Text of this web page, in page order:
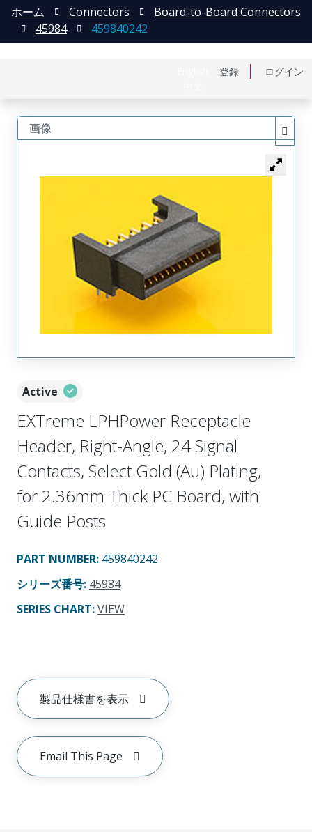
登録 ログイン
ホーム Connectors
Board-to-Board Connectors
45984
459840242
Active
EXTreme LPHPower Receptacle
Header, Right-Angle, 24 Signal
Contacts, Select Gold (Au) Plating,
for 2.36mm Thick PC Board, with
Guide Posts
PART NUMBER: 459840242
シリーズ番号: 45984
SERIES CHART:VIEW
製品仕様書を表示
Email This Page
画像